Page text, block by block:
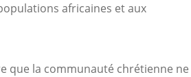
africaines et aux
que la communauté chrétienne ne